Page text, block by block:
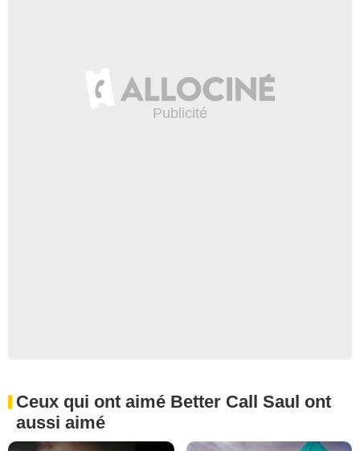
Ceux qui ont aimé Better Call Saul ont
aussi aimé